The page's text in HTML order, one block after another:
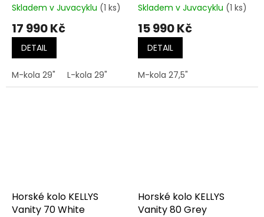
Skladem v Juvacyklu (1 ks)
17 990 Kč
DETAIL
M-kola 29" L-kola 29"
Skladem v Juvacyklu (1 ks)
15 990 Kč
DETAIL
M-kola 27,5"
Horské kolo KELLYS
Vanity 70 White
Horské kolo KELLYS
Vanity 80 Grey